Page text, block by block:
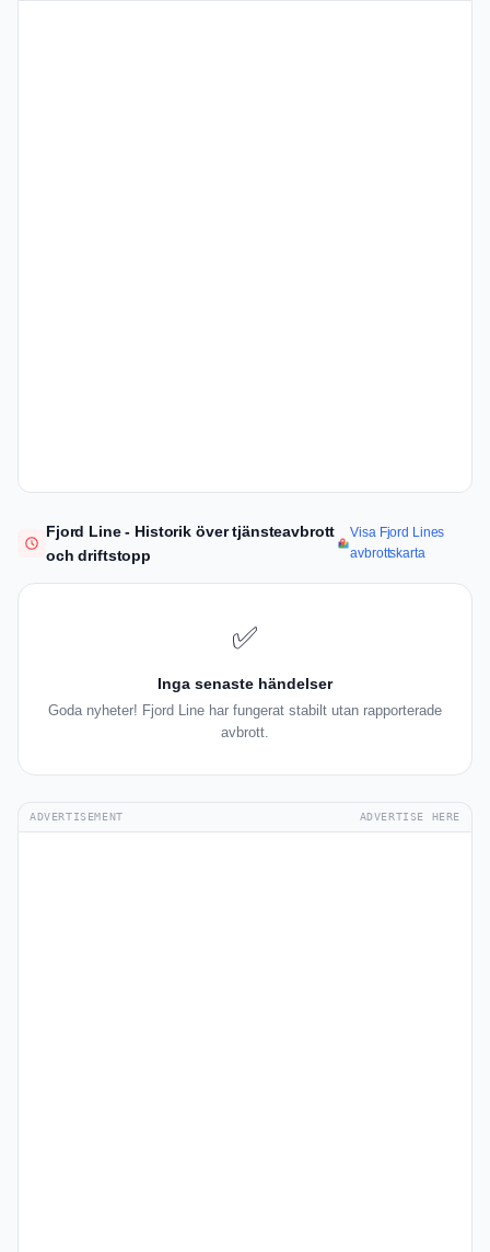
Fjord Line - Historik över tjänsteavbrott
och driftstopp
Visa Fjord Lines
avbrottskarta
✅
Inga senaste händelser
Goda nyheter! Fjord Line har fungerat stabilt utan rapporterade
avbrott.
ADVERTISEMENT ADVERTISE HERE